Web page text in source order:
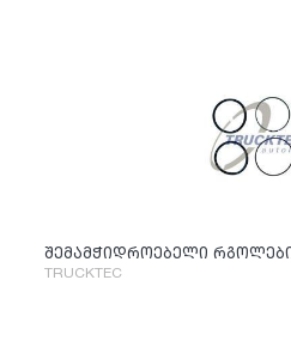
შემამჭიდროებელი
TRUCKTEC